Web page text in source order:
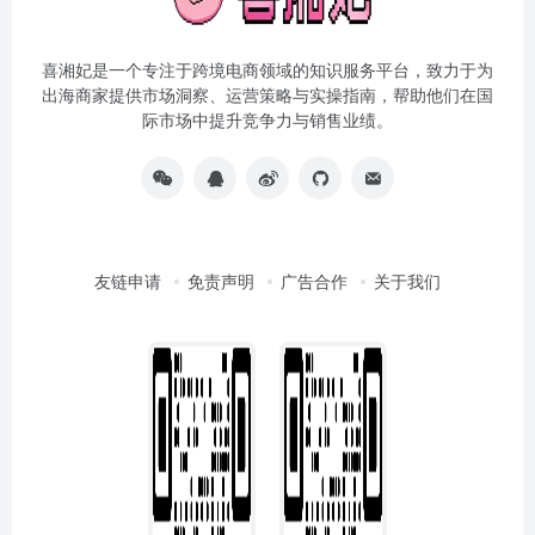
喜湘妃是一个专注于跨境电商领域的知识服务平台，致力于为
出海商家提供市场洞察、运营策略与实操指南，帮助他们在国
际市场中提升竞争力与销售业绩。
友链申请 免责声明 广告合作 关于我们